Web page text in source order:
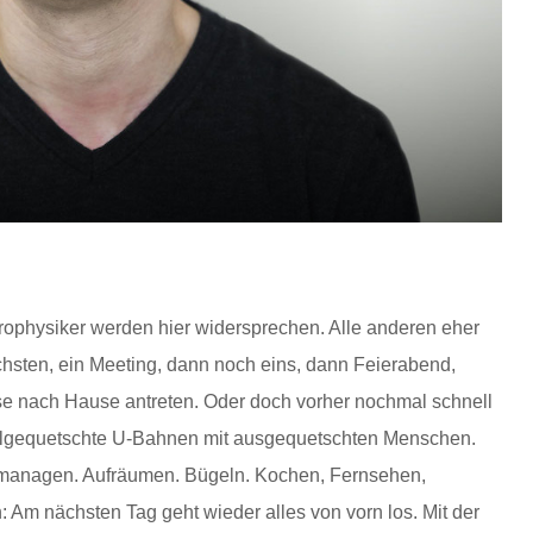
werden hier widersprechen. Alle anderen eher
ein Meeting, dann noch eins, dann Feierabend,
Hause antreten. Oder doch vorher nochmal schnell
U-Bahnen mit ausgequetschten Menschen.
Aufräumen. Bügeln. Kochen, Fernsehen,
nächsten Tag geht wieder alles von vorn los. Mit der